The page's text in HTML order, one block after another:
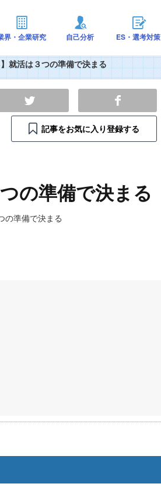
界・企業研究 自己分析 ES・選考対策
】就活は３つの準備で決まる
記事をお気に入り登録する
の準備で決まる